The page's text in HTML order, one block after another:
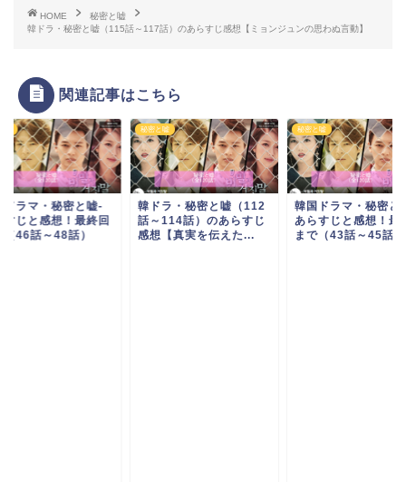
HOME
秘密と嘘
韓ドラ・秘密と嘘（115話～117話）のあらすじ感想【ミョンジュンの思わぬ言動】
関連記事はこちら
ドラマ・秘密と嘘-
すじと感想！最終回
（46話～48話）
秘密と嘘
韓ドラ・秘密と嘘（112
話～114話）のあらすじ
感想【真実を伝えた...
秘密と嘘
韓国ドラマ・秘密と
あらすじと感想！最
まで（43話～45話）